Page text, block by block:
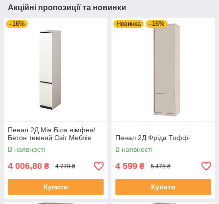
Акційні пропозиції та новинки
–16%
Пенал 2Д Мія Біла німфея/
Бетон темний Світ Меблів
В наявності
4 006,80 ₴ 4 770 ₴
Купити
Новинка –16%
Пенал 2Д Фріда Тоффі
В наявності
4 599 ₴ 5 475 ₴
Купити